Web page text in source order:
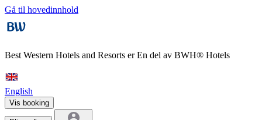
Gå til hovedinnhold
Best Western Hotels and Resorts erEn del av BWH® Hotels
English
Vis booking